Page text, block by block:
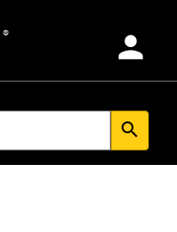
person
search